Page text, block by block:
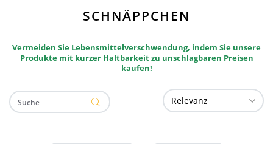
SCHNÄPPCHEN
Vermeiden Sie Lebensmittelverschwendung, indem Sie unsere
Produkte mit kurzer Haltbarkeit zu unschlagbaren Preisen
kaufen!